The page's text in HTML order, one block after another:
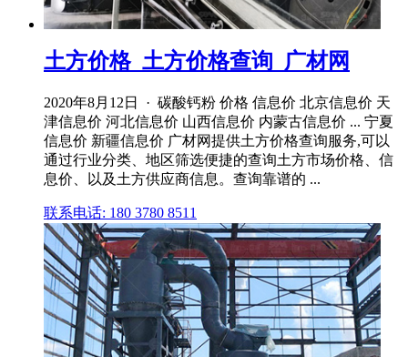
土方价格_土方价格查询_广材网
2020年8月12日 · 碳酸钙粉 价格 信息价 北京信息价 天
津信息价 河北信息价 山西信息价 内蒙古信息价 ... 宁夏
信息价 新疆信息价 广材网提供土方价格查询服务,可以
通过行业分类、地区筛选便捷的查询土方市场价格、信
息价、以及土方供应商信息。查询靠谱的 ...
联系电话: 180 3780 8511